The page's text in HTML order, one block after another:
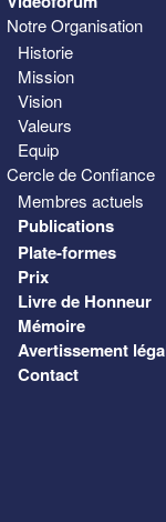
Notre Organisation
Historie
Mission
Vision
Valeurs
Equip
Cercle de Confiance
Membres actuels
Publications
Plate-formes
Prix
Livre de Honneur
Mémoire
Avertissement
Contact